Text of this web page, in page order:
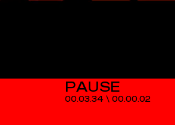
00.03.34\ 00.00.03